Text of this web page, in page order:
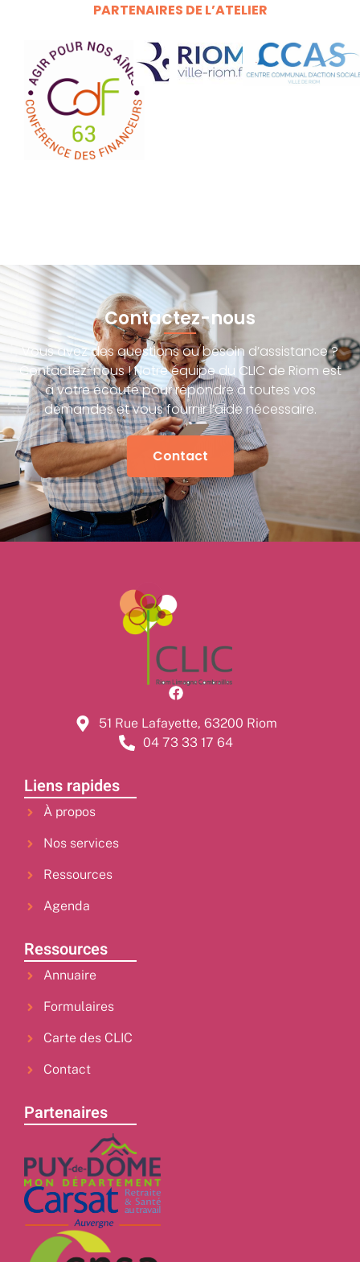
PARTENAIRES DE L’ATELIER
Contactez-nous
Vous avez des questions ou besoin d’assistance ?
Contactez-nous ! Notre équipe du CLIC de Riom est
à votre écoute pour répondre à toutes vos
demandes et vous fournir l’aide nécessaire.
Contact
51 Rue Lafayette, 63200 Riom
04 73 33 17 64
Liens rapides
À propos
Nos services
Ressources
Agenda
Ressources
Annuaire
Formulaires
Carte des CLIC
Contact
Partenaires